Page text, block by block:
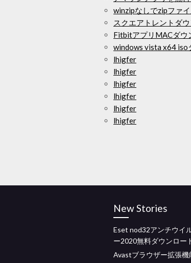
winzipなしでzipファ
スクエアトレントダ
FitbitアプリMACダウ
windows vista x64 iso
lhigfer
lhigfer
lhigfer
lhigfer
lhigfer
lhigfer
New Stories
Eset nod32アンチウイ
ー2020無料ダウンロー
Avastブラウザー拡張機